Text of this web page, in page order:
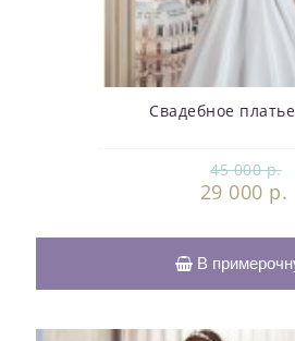
Свадебное
45 000 р.
29 000 р.
В